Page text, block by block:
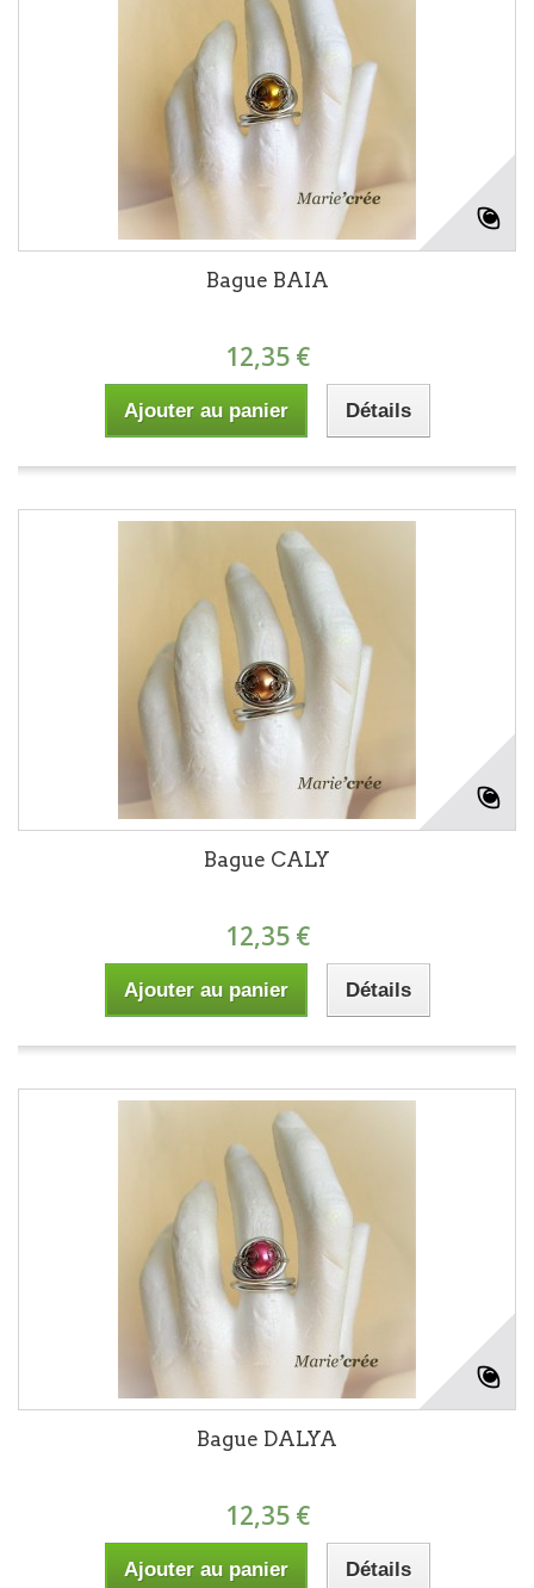
Bague BAIA
12,35 €
Ajouter au panier Détails
Bague CALY
12,35 €
Ajouter au panier Détails
Bague DALYA
12,35 €
Ajouter au panier Détails